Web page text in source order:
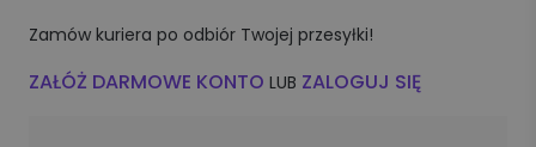
Zamów kuriera po odbiór Twojej przesyłki!
ZAŁÓŻ DARMOWE KONTO LUB ZALOGUJ SIĘ